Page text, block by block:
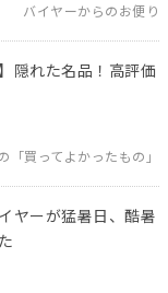
バイヤーからのお便り
隠れた名品！高評価
「買ってよかったもの」
ヤーが猛暑日、酷暑